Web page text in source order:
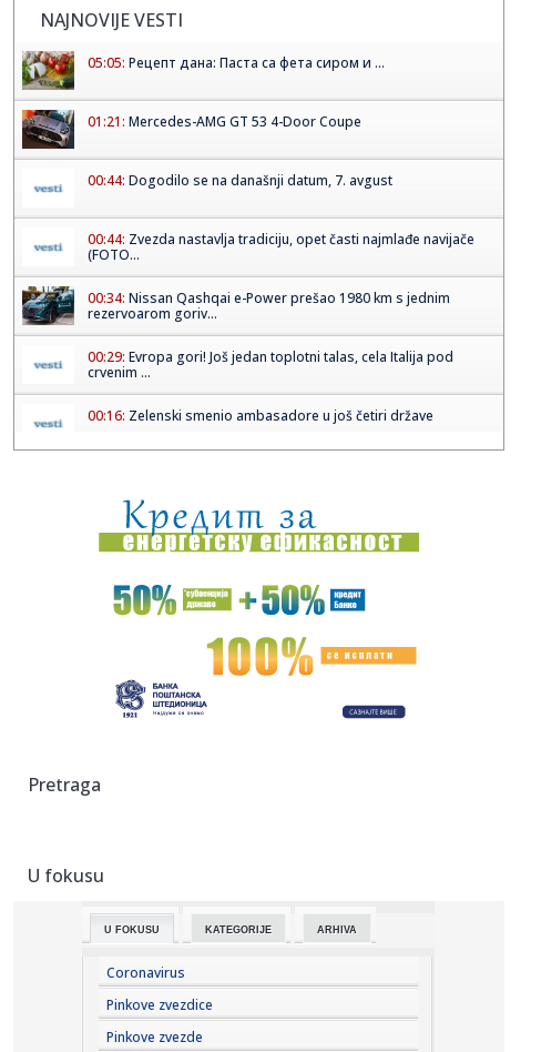
NAJNOVIJE VESTI
05:05: Рецепт дана: Паста са фета сиром и ...
01:21: Mercedes-AMG GT 53 4-Door Coupe
00:44: Dogodilo se na današnji datum, 7. avgust
00:44: Zvezda nastavlja tradiciju, opet časti najmlađe navijače
(FOTO...
00:34: Nissan Qashqai e-Power prešao 1980 km s jednim
rezervoarom goriv...
00:29: Evropa gori! Još jedan toplotni talas, cela Italija pod
crvenim ...
00:16: Zelenski smenio ambasadore u još četiri države
00:05:Roganović ne pomišlja na opuštanje: Uvek ima mesta za
napredak...
00:04:Vukotić ne zna ko je Baba: "Vidim da ga svi hvale"
Na današnji dan, 7. avgust
23:59:U predgrađu Damaska podignut autobus u vazduh, dve
posebno ga je ra...
23:48:
23:47: Škoda Peaq u serijskoj proizvodnji
23:44:"Mesi bi bio Pikaso" VIDEO
Pretraga
U fokusu
U FOKUSU KATEGORIJE ARHIVA
Coronavirus
Pinkove zvezdice
Pinkove zvezde